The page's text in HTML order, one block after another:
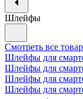
Шлейфы
Смотреть все
Шлейфы для
Шлейфы для
Шлейфы для
Шлейфы для